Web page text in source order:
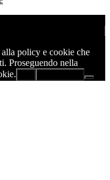
policy e cookie che
Proseguendo nella